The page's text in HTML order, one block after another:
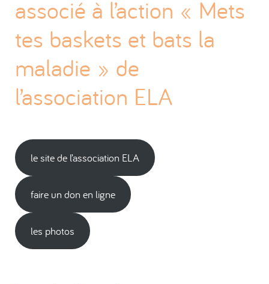
associé à l’action « Mets
tes baskets et bats la
maladie » de
l’association ELA
le site de l’association ELA
faire un don en ligne
les photos